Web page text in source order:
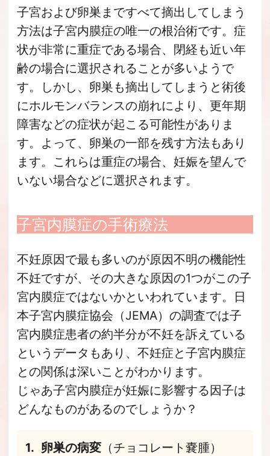
子宮および卵巣まですべて摘出してしまう
方法は子宮内膜症の唯一の根治術です。症
状が非常に重症である場合、閉経も近い年
齢の場合に選択されることが多いようで
す。しかし、卵巣も摘出してしまうと術後
にホルモンバランスの崩れにより、更年期
障害などの症状が起こる可能性がありま
す。よって、卵巣の一部を残す方法もあり
ます。これらは重症の場合、妊娠を望んで
いない場合などに選択されます。
子宮内膜症の手術療法
不妊原因で最も多いのが原因不明の機能性
不妊ですが、その大きな原因の1つがこの子
宮内膜症ではないかといわれています。日
本子宮内膜症協会（JEMA）の調査では子
宮内膜症患者の約半分が不妊を訴えている
というデータもあり、不妊症と子宮内膜症
との関係は深いことがわかります。
じゃあ子宮内膜症が妊娠に影響する因子は
どんなものがあるのでしょうか？
卵巣の病変 （チョコレート嚢腫）